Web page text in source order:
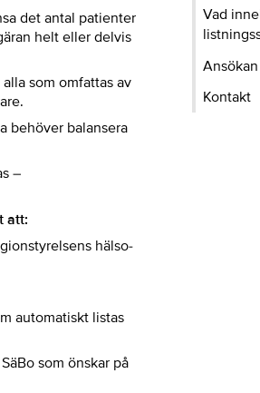
det antal patienter
helt eller delvis
som omfattas av
behöver balansera
–
att:
hälso-
automatiskt listas
som önskar på
Vad
Kontakt